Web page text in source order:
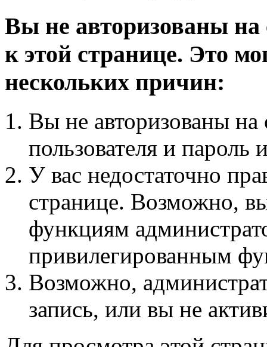
Вы не авторизованы на
к этой странице. Это
нескольких причин:
Вы не авторизованы на
пользователя и пароль
У вас недостаточно
странице. Возможно,
функциям
привилегированным
Возможно,
запись, или вы не